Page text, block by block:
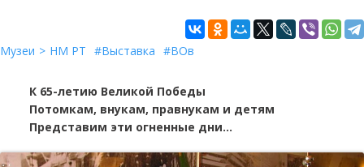
Музеи НМ РТ Выставка ВОв
К 65-летию Великой Победы
Потомкам, внукам, правнукам и детям
Представим эти огненные дни…